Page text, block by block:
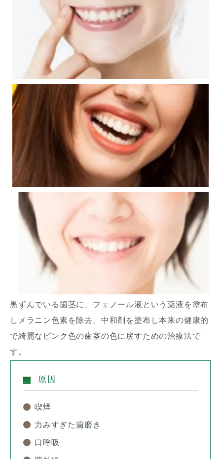
黒ずんでいる歯茎に、フェノール液という薬液を塗布
しメラニン色素を除去、中和剤を塗布し本来の健康的
で綺麗なピンク色の歯茎の色に戻すための治療法で
す。
原因
喫煙
力みすぎた歯磨き
口呼吸